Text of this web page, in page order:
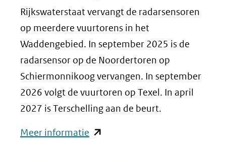
Rijkswaterstaat vervangt de radarsensoren
op meerdere vuurtorens in het
Waddengebied. In september 2025 is de
radarsensor op de Noordertoren op
Schiermonnikoog vervangen. In september
2026 volgt de vuurtoren op Texel. In april
2027 is Terschelling aan de beurt.
Meer informatie (opent